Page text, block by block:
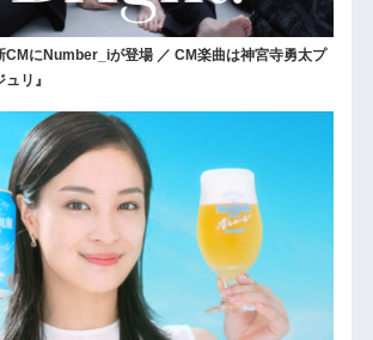
CMにNumber_iが登場 ／ CM楽曲は神宮寺勇太プ
リ』